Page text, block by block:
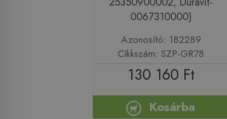
0067310000)
Azonosító: 182289
Cikkszám: SZP-GR78
130 160 Ft
Kosárba